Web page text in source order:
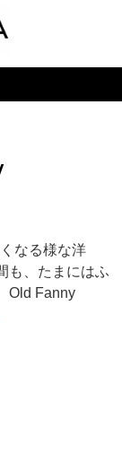
なる様な洋
も、たまにはふ
Old Fanny